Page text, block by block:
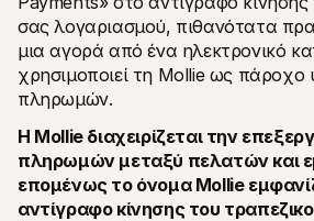
σας λογαριασμού, πιθανότατα
μια αγορά από ένα ηλεκτρονικό
χρησιμοποιεί τη Mollie ως πάροχο
πληρωμών.
Η Mollie διαχειρίζεται την
πληρωμών μεταξύ πελατών και
επομένως το όνομα Mollie
αντίγραφο κίνησης του